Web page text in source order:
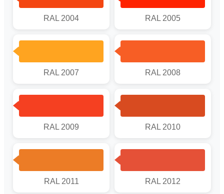
RAL 2004 RAL 2005
RAL 2007 RAL 2008
RAL 2009 RAL 2010
RAL 2011 RAL 2012